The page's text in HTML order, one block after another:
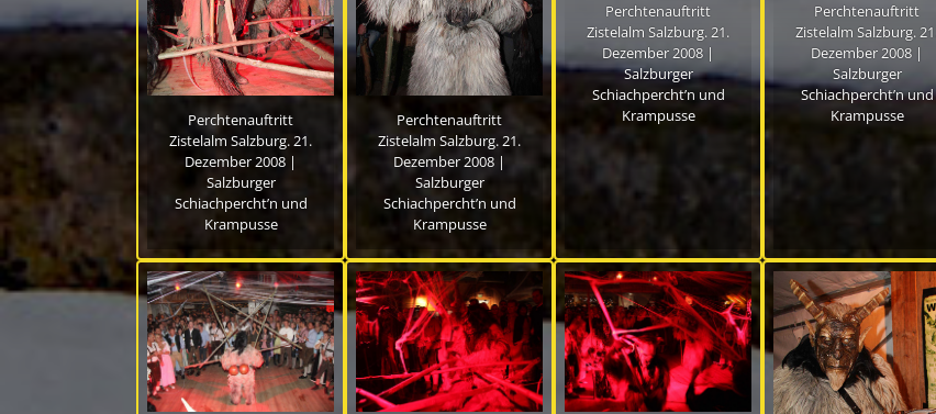
Perchtenauftritt
Zistelalm Salzburg. 21.
Dezember 2008 |
Salzburger
Schiachpercht’n und
Krampusse
Perchtenauftritt
Zistelalm Salzburg. 21.
Dezember 2008 |
Salzburger
Schiachpercht’n und
Krampusse
Perchtenauftritt
Zistelalm Salzburg. 21.
Dezember 2008 |
Salzburger
Schiachpercht’n und
Krampusse
Perchtenauftritt
Zistelalm Salzburg.
Dezember 2008 |
Salzburger
Schiachpercht’n und
Krampusse